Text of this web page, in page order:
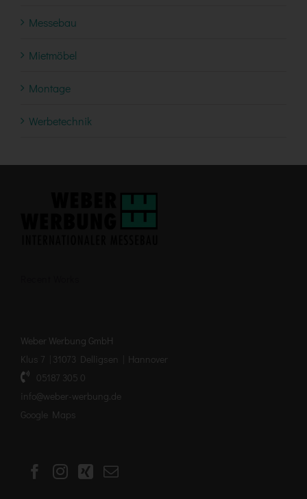
Messebau
Mietmöbel
Montage
Werbetechnik
Weber Werbung GmbH
Klus 7 | 31073 Delligsen | Hannover
05187 305 0
info@weber-werbung.de
Google Maps